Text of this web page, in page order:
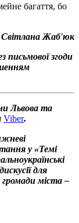
багаття, бо
Світлана Жаб'юк
письмової згоди
Львова та
Viber.
у «Темі
для
міста –